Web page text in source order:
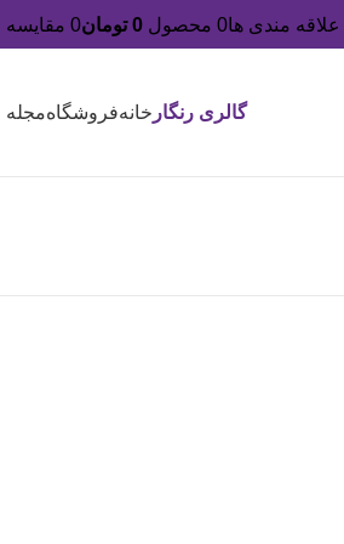
علاقه مندی ها0 محصول 0 تومان0 مقایسه
گالری رنگار خانهفروشگاهمجله